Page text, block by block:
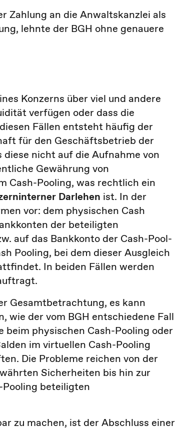
Zahlung an die Anwaltskanzlei als
lehnte der BGH ohne genauere
Konzerns über viel und andere
verfügen oder dass die
Fällen entsteht häufig der
für den Geschäftsbetrieb der
nicht auf die Aufnahme von
Gewährung von
Cash-Pooling, was rechtlich ein
Darlehen ist. In der
vor: dem physischen Cash
der beteiligten
auf das Bankkonto der Cash-Pool-
Pooling, bei dem dieser Ausgleich
In beiden Fällen werden
Gesamtbetrachtung, es kann
wie der vom BGH entschiedene Fall
physischen Cash-Pooling oder
im virtuellen Cash-Pooling
Die Probleme reichen von der
Sicherheiten bis hin zur
beteiligten
zu machen, ist der Abschluss einer